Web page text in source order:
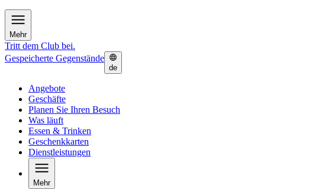
Mehr
Tritt dem Club bei.
Gespeicherte Gegenstände
de
Angebote
Geschäfte
Planen Sie Ihren Besuch
Was läuft
Essen & Trinken
Geschenkkarten
Dienstleistungen
Mehr